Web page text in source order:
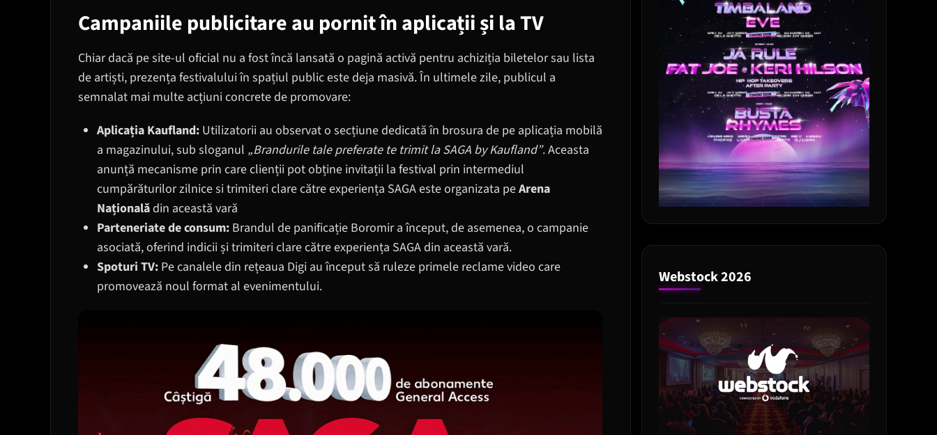
Campaniile publicitare au pornit în aplicații și la TV
Chiar dacă pe site-ul oficial nu a fost încă lansată o pagină activă pentru achiziția biletelor sau lista
de artiști, prezența festivalului în spațiul public este deja masivă. În ultimele zile, publicul a
semnalat mai multe acțiuni concrete de promovare:
Aplicația Kaufland: Utilizatorii au observat o secțiune dedicată în brosura de pe aplicația mobilă
a magazinului, sub sloganul „Brandurile tale preferate te trimit la SAGA by Kaufland”. Aceasta
anunță mecanisme prin care clienții pot obține invitații la festival prin intermediul
cumpărăturilor zilnice si trimiteri clare către experiența SAGA este organizata peArena
Naționalădin această vară
Parteneriate de consum: Brandul de panificație Boromir a început, de asemenea, o campanie
asociată, oferind indicii și trimiteri clare către experiența SAGA din această vară.
Spoturi TV: Pe canalele din rețeaua Digi au început să ruleze primele reclame video care
promovează noul format al evenimentului.
Webstock 2026